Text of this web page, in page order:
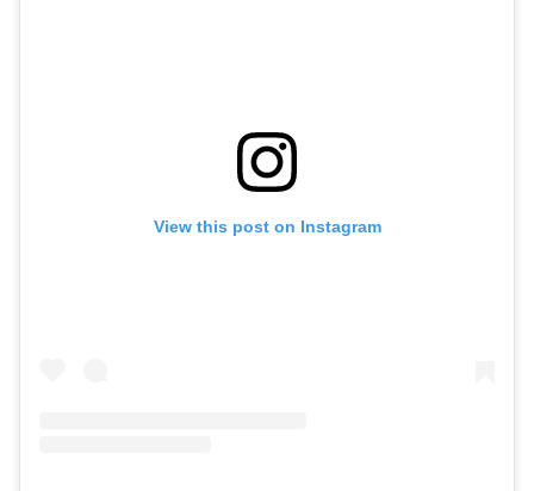
View this post on Instagram